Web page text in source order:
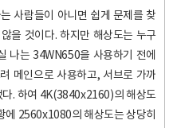
사람들이 아니면 쉽게 문제를 찾
을 것이다. 하지만 해상도는 누구
나는 34WN650을 사용하기 전에
메인으로 사용하고, 서브로 가까
다. 하여 4K(3840x2160)의 해상도
에 2560x1080의 해상도는 상당히